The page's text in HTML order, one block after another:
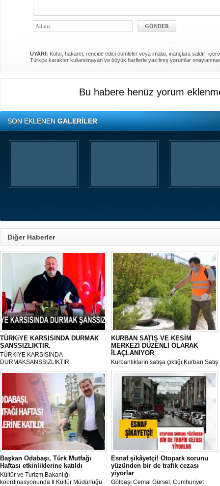
UYARI: Küfür, hakaret, rencide edici cümleler veya imalar, inançlara saldırı
Türkçe karakter kullanılmayan ve büyük harflerle yazılmış yorumlar
Bu habere henüz yorum
SON EKLENENGALERİLER
Diğer Haberler
TÜRKiYE KARSISINDA DURMAK
SANSSIZLIKTIR.
TÜRKIYE KARSISINDA
DURMAKSANSSIZLIKTIR.
KURBAN SATIŞ VE KESİM
MERKEZİ DÜZENLİ OLARAK
İLAÇLANIYOR
Kurbanlıkların satışa çıktığı Kurban Satış
ve Kesim Merkezi, haşere ve
mikropların önüne geçilmesi amacıyla
her gün Gölbaşı Belediyesi ekipleri
tarafından düzenli olarak ilaçlanıyor.
Başkan Odabaşı, Türk Mutfağı
Haftası etkinliklerine katıldı
Kültür ve Turizm Bakanlığı
koordinasyonunda İl Kültür Müdürlüğü
Esnaf şikâyetçi! Otopark sorunu
yüzünden bir de trafik cezası
yiyorlar
Gölbaşı Cemal Gürsel, Cumhuriyet